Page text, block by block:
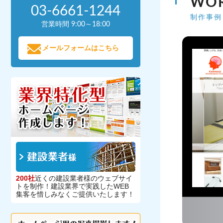
制作事例
03-6661-1244
営業時間 9:00～18:00
メールフォームはこちら
200社近くの建設業者様のウェブサイ
トを制作！建設業界で実践したWEB
集客を惜しみなくご提供いたします！